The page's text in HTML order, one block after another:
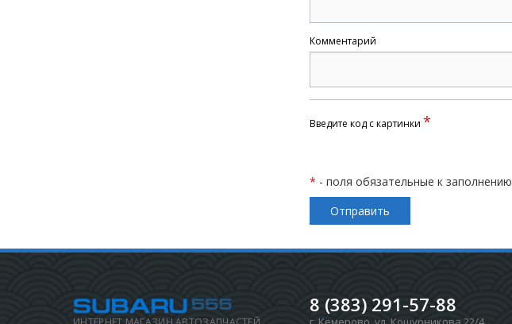
Комментарий
Введите код с картинки *
* - поля обязательные к заполнению
8 (383) 291-57-88